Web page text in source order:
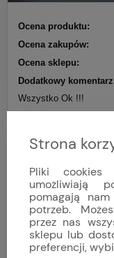
Ocena produktu:
Ocena zakupów:
Ocena sklepu:
Dodatkowy
Wszystko Ok !!!
Bartek
Opinia
Strona
Pliki
umożliwiają
pomagają
potrzeb.
przez nas
sklepu lub
preferencji,